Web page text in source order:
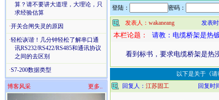
算？请不要讲大道理，大理论，只
求经验估算
·开关合闸失灵的原因
·轻松诙谐！几分钟轻松了解串口通
讯RS232/RS422/RS485和通讯协议
之间的去区别
·S7-200数据类型
博客风采 更多..
登陆： 密码：
发表人： wakaneang 发表
本栏论题： 请教：电缆桥架是热
看到标书，要求电缆桥架是热
以下是关于《
回复人： 江苏固工 回复时